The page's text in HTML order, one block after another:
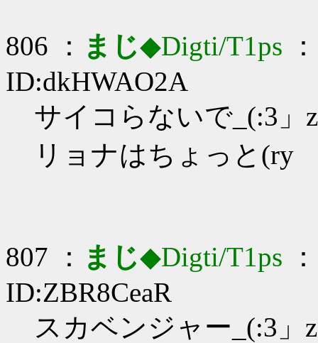
806 ： まじ◆Digti/T1ps
ID:dkHWAO2A
サイコらないで_(:3」
リョナはちょっと(ry
807 ： まじ◆Digti/T1ps
ID:ZBR8CeaR
スカベンジャー_(:3」